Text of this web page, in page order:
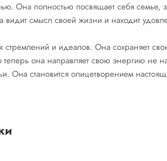
Она полностью посвящает себя семье,
смысл своей жизни и находит
и идеалов. Она сохраняет
теперь она направляет свою энергию не
Она становится олицетворением